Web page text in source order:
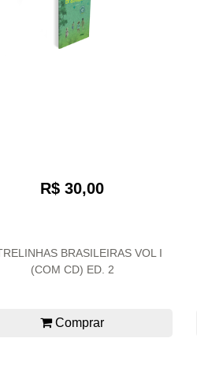
R$ 30,00
BRASILEIRAS VOL I
(COM CD) ED. 2
Comprar